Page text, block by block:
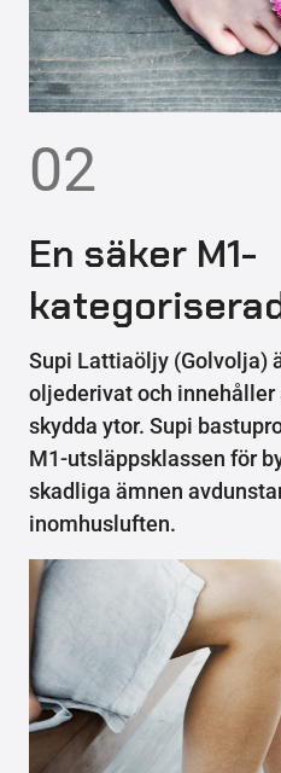
02
En säker M1-
Supi Lattiaöljy (Golvolja)
oljederivat och
skydda ytor. Supi
M1-utsläppsklassen för
skadliga ämnen
inomhusluften.